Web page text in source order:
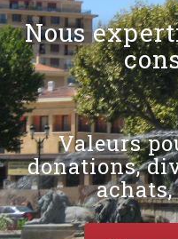
Nous
Valeurs
donations,